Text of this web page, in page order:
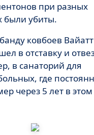
при разных
были убиты.
ковбоев
в отставку и
в санаторий для
где
через 5 лет в этом